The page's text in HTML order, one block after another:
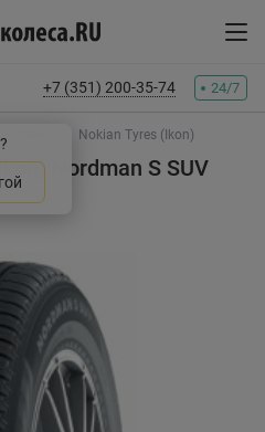
+7 (351) 200-35-74 24/7
Nokian Tyres (Ikon)
Nordman S SUV